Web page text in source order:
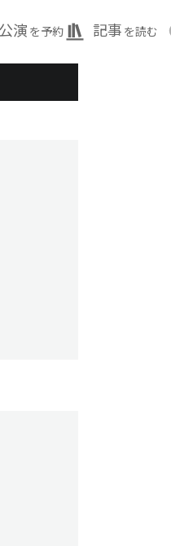
公演 を予約 記事 を読む